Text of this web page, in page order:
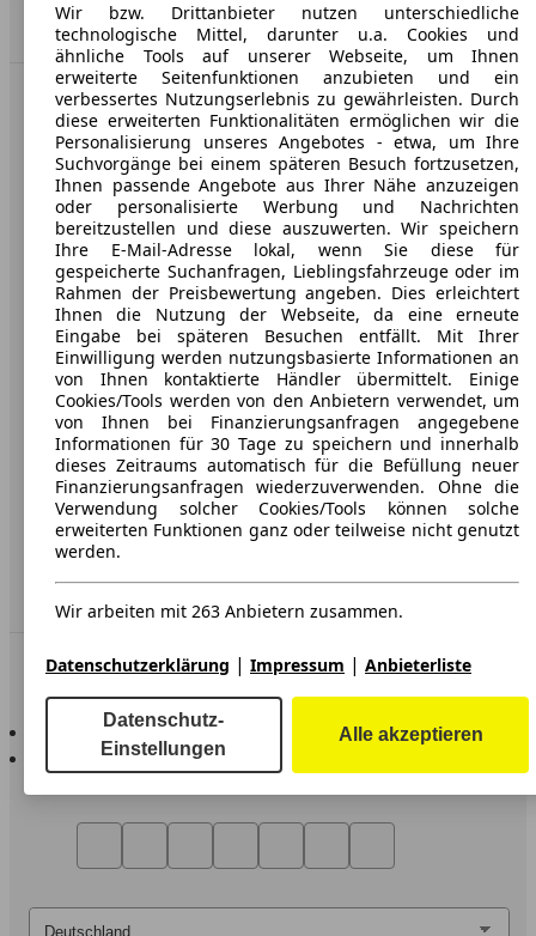
Nach Oben
AutoScout24: Europaweit der größte Online-Automarkt.
Unternehmen
Über AutoScout24
Presse
Karriere
Werbung
AGB
Datenschutz
Impressum
Erklärung zur Barrierefreiheit
In Verbindung bleiben
AutoScout24 für iOS
AutoScout24 für Android
Wir bzw. Drittanbieter nutzen unterschiedliche
technologische Mittel, darunter u.a. Cookies und
ähnliche Tools auf unserer Webseite, um Ihnen
erweiterte Seitenfunktionen anzubieten und ein
verbessertes Nutzungserlebnis zu gewährleisten. Durch
diese erweiterten Funktionalitäten ermöglichen wir die
Personalisierung unseres Angebotes - etwa, um Ihre
Suchvorgänge bei einem späteren Besuch fortzusetzen,
Ihnen passende Angebote aus Ihrer Nähe anzuzeigen
oder personalisierte Werbung und Nachrichten
bereitzustellen und diese auszuwerten. Wir speichern
Ihre E-Mail-Adresse lokal, wenn Sie diese für
gespeicherte Suchanfragen, Lieblingsfahrzeuge oder im
Rahmen der Preisbewertung angeben. Dies erleichtert
Ihnen die Nutzung der Webseite, da eine erneute
Eingabe bei späteren Besuchen entfällt. Mit Ihrer
Einwilligung werden nutzungsbasierte Informationen an
von Ihnen kontaktierte Händler übermittelt. Einige
Cookies/Tools werden von den Anbietern verwendet, um
von Ihnen bei Finanzierungsanfragen angegebene
Informationen für 30 Tage zu speichern und innerhalb
dieses Zeitraums automatisch für die Befüllung neuer
Finanzierungsanfragen wiederzuverwenden. Ohne die
Verwendung solcher Cookies/Tools können solche
erweiterten Funktionen ganz oder teilweise nicht genutzt
werden.
Wir arbeiten mit 263 Anbietern zusammen.
Datenschutzerklärung | Impressum | Anbieterliste
Datenschutz-
Einstellungen
Alle akzeptieren